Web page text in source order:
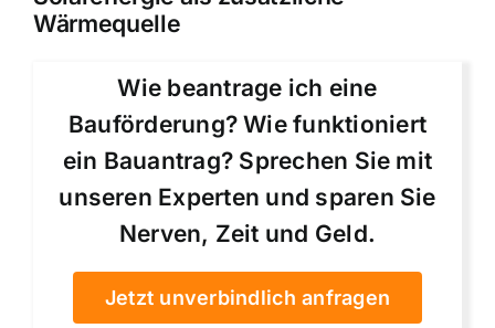
Wärmequelle
Wie beantrage ich eine
Bauförderung? Wie funktioniert
ein Bauantrag? Sprechen Sie mit
unseren Experten und sparen Sie
Nerven, Zeit und Geld.
Jetzt unverbindlich anfragen